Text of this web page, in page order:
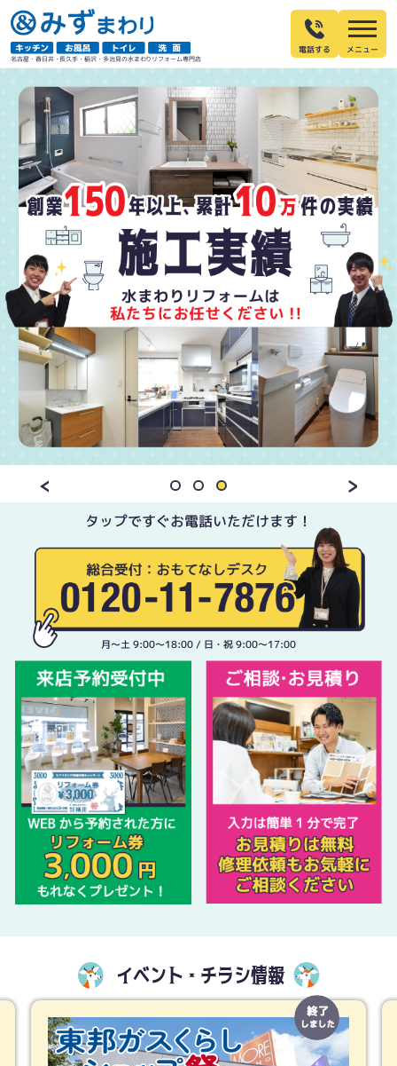
名古屋・春日井・長久手・稲沢・多治見の水まわりリフォーム専門店
電話する
タップですぐお電話いただけます！
月〜土 9:00〜18:00 / 日・祝 9:00〜17:00
イベント・チラシ情報